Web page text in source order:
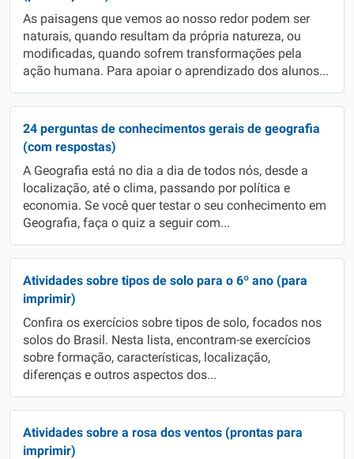
As paisagens que vemos ao nosso redor podem ser
naturais, quando resultam da própria natureza, ou
modificadas, quando sofrem transformações pela
ação humana. Para apoiar o aprendizado dos alunos...
24 perguntas de conhecimentos gerais de geografia
(com respostas)
A Geografia está no dia a dia de todos nós, desde a
localização, até o clima, passando por política e
economia. Se você quer testar o seu conhecimento em
Geografia, faça o quiz a seguir com...
Atividades sobre tipos de solo para o 6º ano (para
imprimir)
Confira os exercícios sobre tipos de solo, focados nos
solos do Brasil. Nesta lista, encontram-se exercícios
sobre formação, características, localização,
diferenças e outros aspectos dos...
Atividades sobre a rosa dos ventos (prontas para
imprimir)